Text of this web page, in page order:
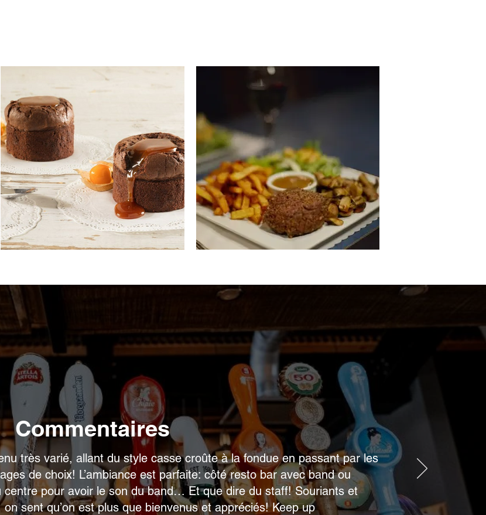
Commentaires
très varié, allant du style casse croûte à la fondue en passant par les
de choix! L’ambiance est parfaite: côté resto bar avec band ou
centre pour avoir le son du band… Et que dire du staff! Souriants et
sent qu’on est plus que bienvenus et appréciés! Keep up